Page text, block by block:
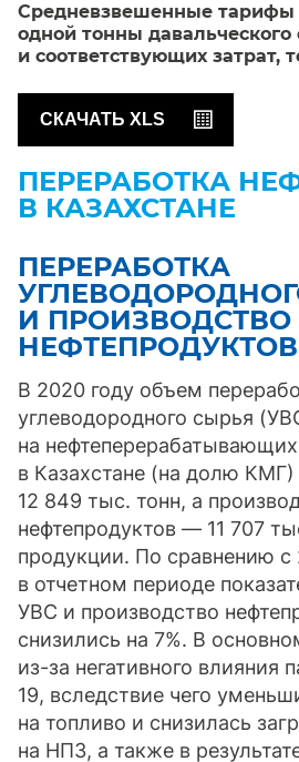
Средневзвешенные тарифы
одной тонны давальческого
и соответствующих затрат,
СКАЧАТЬ XLS
ПЕРЕРАБОТКА
В КАЗАХСТАНЕ
ПЕРЕРАБОТКА
И ПРОИЗВОДСТВО
НЕФТЕПРОДУКТОВ
В 2020 году объем
углеводородного сырья
на
в Казахстане (на долю КМГ)
12 849 тыс. тонн, а
нефтепродуктов — 11 707
продукции. По сравнению с
в отчетном периоде
УВС и производство
снизились на 7%. В
из-за негативного влияния
19, вследствие чего
на топливо и снизилась
на НПЗ, а также в